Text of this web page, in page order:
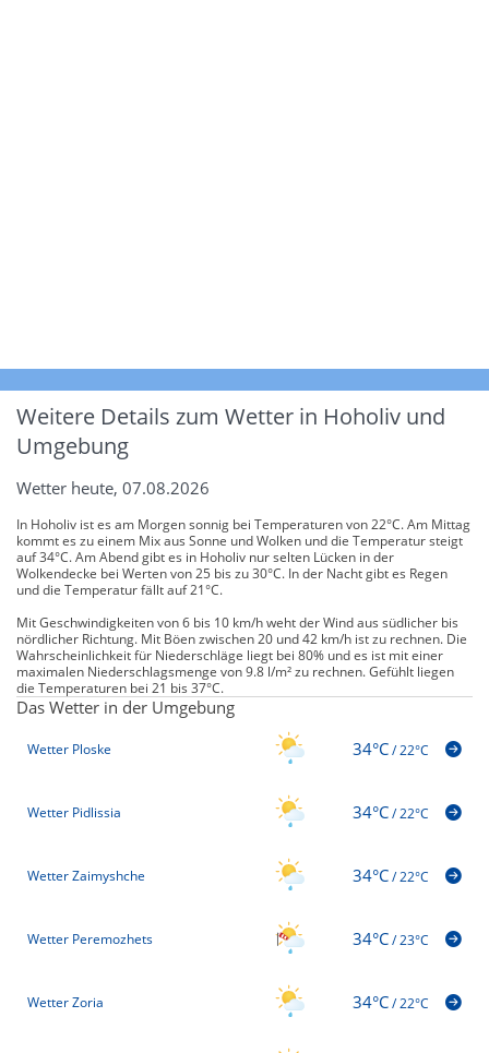
Weitere Details zum Wetter in Hoholiv und
Umgebung
Wetter heute, 07.08.2026
In Hoholiv ist es am Morgen sonnig bei Temperaturen von 22°C. Am Mittag
kommt es zu einem Mix aus Sonne und Wolken und die Temperatur steigt
auf 34°C. Am Abend gibt es in Hoholiv nur selten Lücken in der
Wolkendecke bei Werten von 25 bis zu 30°C. In der Nacht gibt es Regen
und die Temperatur fällt auf 21°C.
Mit Geschwindigkeiten von 6 bis 10 km/h weht der Wind aus südlicher bis
nördlicher Richtung. Mit Böen zwischen 20 und 42 km/h ist zu rechnen. Die
Wahrscheinlichkeit für Niederschläge liegt bei 80% und es ist mit einer
maximalen Niederschlagsmenge von 9.8 l/m² zu rechnen. Gefühlt liegen
die Temperaturen bei 21 bis 37°C.
Das Wetter in der Umgebung
Wetter Ploske 34°C/22°C
Wetter Pidlissia 34°C/22°C
Wetter Zaimyshche 34°C/22°C
Wetter Peremozhets 34°C/23°C
Wetter Zoria 34°C/22°C